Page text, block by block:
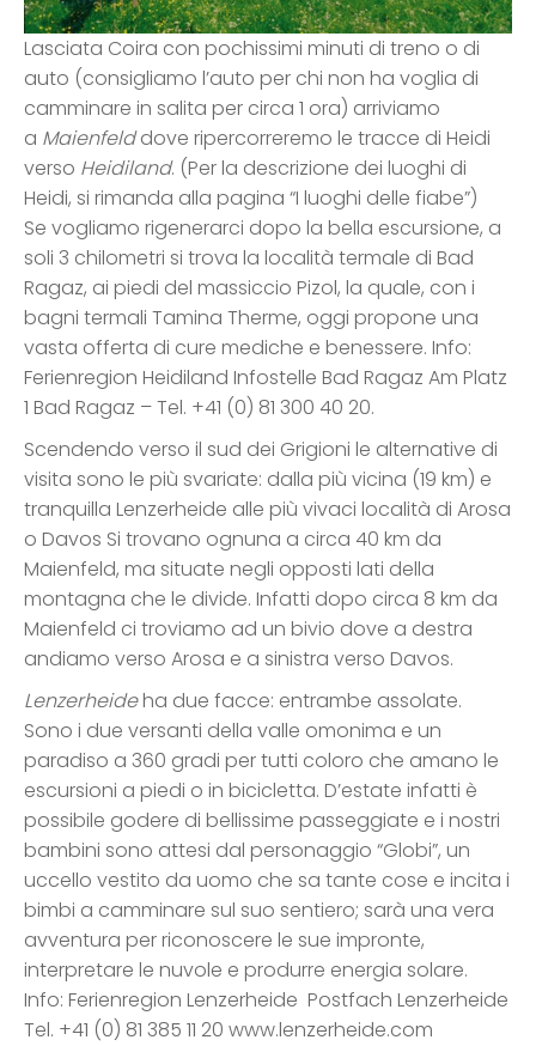
Lasciata Coira con pochissimi minuti di treno o di
auto (consigliamo l’auto per chi non ha voglia di
camminare in salita per circa 1 ora) arriviamo
a Maienfelddove ripercorreremo le tracce di Heidi
verso Heidiland. (Per la descrizione dei luoghi di
Heidi, si rimanda alla pagina “I luoghi delle fiabe”)
Se vogliamo rigenerarci dopo la bella escursione, a
soli 3 chilometri si trova la località termale di Bad
Ragaz, ai piedi del massiccio Pizol, la quale, con i
bagni termali Tamina Therme, oggi propone una
vasta offerta di cure mediche e benessere. Info:
Ferienregion Heidiland Infostelle Bad Ragaz Am Platz
1 Bad Ragaz – Tel. +41 (0) 81 300 40 20.
Scendendo verso il sud dei Grigioni le alternative di
visita sono le più svariate: dalla più vicina (19 km) e
tranquilla Lenzerheide alle più vivaci località di Arosa
o Davos Si trovano ognuna a circa 40 km da
Maienfeld, ma situate negli opposti lati della
montagna che le divide. Infatti dopo circa 8 km da
Maienfeld ci troviamo ad un bivio dove a destra
andiamo verso Arosa e a sinistra verso Davos.
Lenzerheideha due facce: entrambe assolate.
Sono i due versanti della valle omonima e un
paradiso a 360 gradi per tutti coloro che amano le
escursioni a piedi o in bicicletta. D’estate infatti è
possibile godere di bellissime passeggiate e i nostri
bambini sono attesi dal personaggio “Globi”, un
uccello vestito da uomo che sa tante cose e incita i
bimbi a camminare sul suo sentiero; sarà una vera
avventura per riconoscere le sue impronte,
interpretare le nuvole e produrre energia solare.
Info: Ferienregion Lenzerheide Postfach Lenzerheide
Tel. +41 (0) 81 385 11 20 www.lenzerheide.com